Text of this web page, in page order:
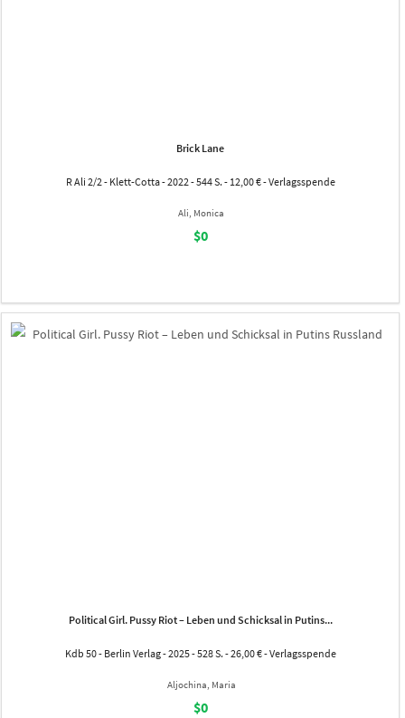
Brick Lane
R Ali 2/2 - Klett-Cotta - 2022 - 544 S. - 12,00 € - Verlagsspende
Ali, Monica
$0
Political Girl. Pussy Riot – Leben und Schicksal in Putins...
Kdb 50 - Berlin Verlag - 2025 - 528 S. - 26,00 € - Verlagsspende
Aljochina, Maria
$0